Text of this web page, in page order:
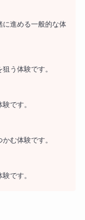
に進める一般的な体
う体験です。
です。
む体験です。
です。